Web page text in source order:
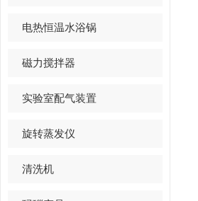
电热恒温水浴锅
磁力搅拌器
实验室配气装置
旋转蒸发仪
清洗机